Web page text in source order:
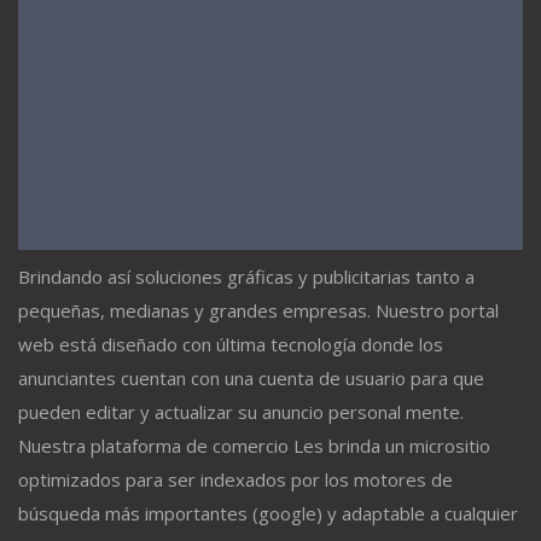
Brindando así soluciones gráficas y publicitarias tanto a
pequeñas, medianas y grandes empresas. Nuestro portal
web está diseñado con última tecnología donde los
anunciantes cuentan con una cuenta de usuario para que
pueden editar y actualizar su anuncio personal mente.
Nuestra plataforma de comercio Les brinda un micrositio
optimizados para ser indexados por los motores de
búsqueda más importantes (google) y adaptable a cualquier